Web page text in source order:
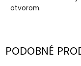
otvorom.
PODOBNÉ